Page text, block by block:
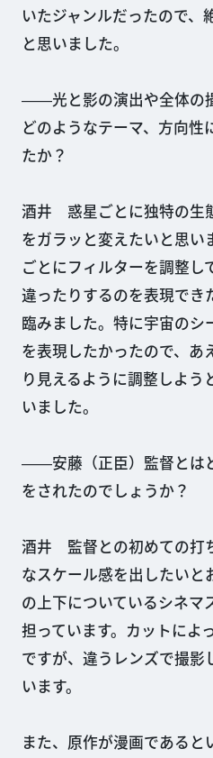
いたジャンルだったので、
と思いました。
――光と影の演出や全体の
どのようなテーマ、方向性
たか？
酒井 惑星ごとに独特の生
をガラッと変えたいと思い
ごとにフィルターを調整し
違ったりするのを表現でき
臨みました。特に宇宙のシ
を表現したかったので、あ
り見えるように調整しよう
いました。
――安藤（正臣）監督とは
をされたのでしょうか？
酒井 監督との初めての打
なスケール感を出したいと
の上下についているシネマ
担っています。カットによ
ですが、違うレンズで撮影
います。
また、原作が漫画であると